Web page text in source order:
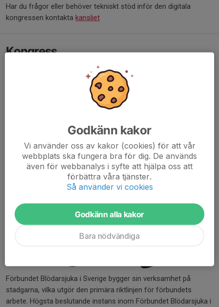
Har du frågor eller behöver tekniskt stöd inför den digitala
kongressen kontakta kansliet
Kongress
Förbundet Blödarsjuka i Sverige bygger sin verksamhet på
stadgarna, vilka utgör den primära riktlinjen för förbundets
arbete. Högsta beslutande instans inom Förbundet Blödarsjuka i
Godkänn kakor
Vi använder oss av kakor (cookies) för att vår
webbplats ska fungera bra för dig. De används
även för webbanalys i syfte att hjälpa oss att
förbättra våra tjänster.
Så använder vi cookies
Godkänn alla kakor
Bara nödvändiga